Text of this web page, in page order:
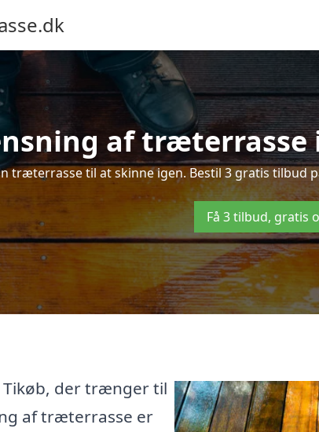
af
træterrasse til at skinne igen. Bestil 3 gratis tilbud
Få 3 tilbud, gratis
der trænger til
af træterrasse er